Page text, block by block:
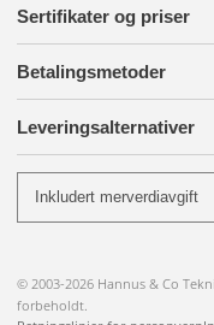
Sertifikater og priser
Betalingsmetoder
Leveringsalternativer
© 2003-2026 Hannus & Co
forbeholdt.